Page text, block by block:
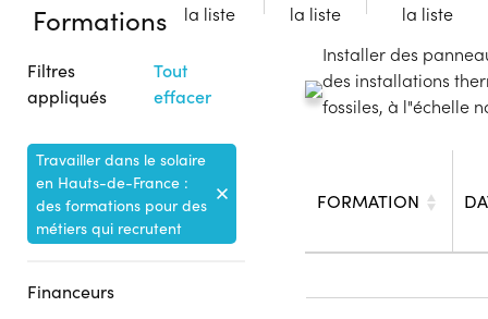
Formations
la liste
la liste
la liste
Filtres
appliqués
Tout
effacer
Travailler dans le solaire
en Hauts-de-France :
des formations pour des
métiers qui recrutent
Financeurs
Installer des
des installations
fossiles, à l"échelle
FORMATION